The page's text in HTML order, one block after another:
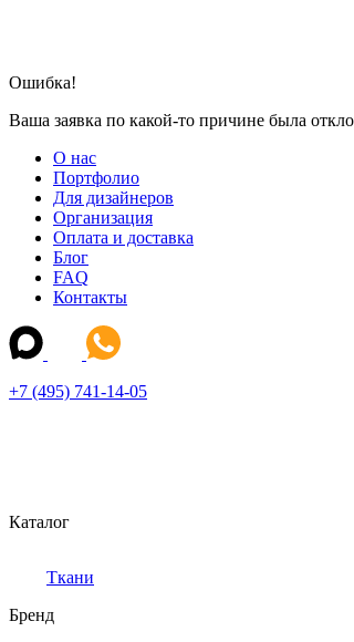
Ошибка!
Ваша заявка по какой-то причине была
О нас
Портфолио
Для дизайнеров
Организация
Оплата и доставка
Блог
FAQ
Контакты
+7 (495) 741-14-05
Каталог
Ткани
Бренд